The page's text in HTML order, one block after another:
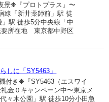
景❋『プロトプラス』〜
線「新井薬師前」駅 徒
駅 徒歩5分中央線「中
要所在地 東京都中野区
しに「SY5463」
付き❋『SY5463（エスワイ
金０キャンペーン中〜東京メ
々木公園」駅 徒歩10分小田急